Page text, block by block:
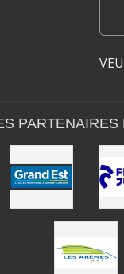
PARTENAIRES